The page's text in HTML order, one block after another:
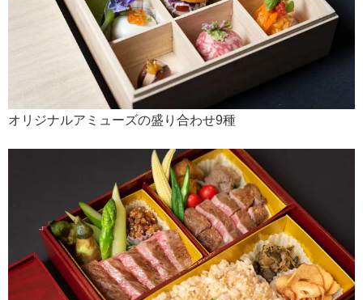
オリジナルアミューズの盛り合わせ9種